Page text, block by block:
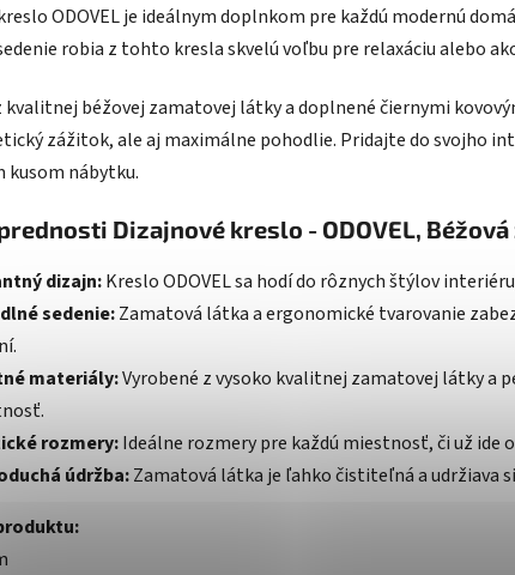
ODOVEL je ideálnym doplnkom pre každú modernú
robia z tohto kresla skvelú voľbu pre relaxáciu alebo
kvalitnej béžovej zamatovej látky a doplnené čiernymi
zážitok, ale aj maximálne pohodlie. Pridajte do svojho
kusom nábytku.
Dizajnové kreslo - ODOVEL,
dizajn:Kreslo ODOVEL sa hodí do rôznych štýlov
sedenie:Zamatová látka a ergonomické tvarovanie
materiály:Vyrobené z vysoko kvalitnej zamatovej látky a
rozmery:Ideálne rozmery pre každú miestnosť, či už ide
údržba:Zamatová látka je ľahko čistiteľná a udržiava